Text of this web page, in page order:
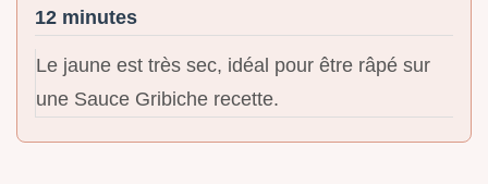
12 minutes
Le jaune est très sec, idéal pour être râpé sur
une Sauce Gribiche recette.